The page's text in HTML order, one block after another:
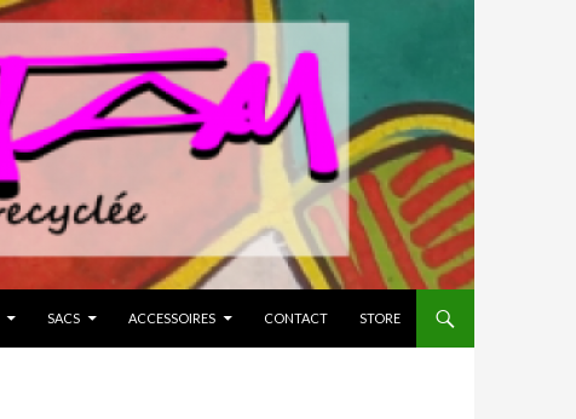
SACS ACCESSOIRES CONTACT STORE